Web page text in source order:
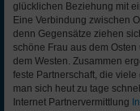
glücklichen Beziehung mit
Eine Verbindung zwischen
denn Gegensätze ziehen
schöne Frau aus dem
dem Westen. Zusammen
feste Partnerschaft, die
man sich heut zu tage
Internet Partnervermittlung